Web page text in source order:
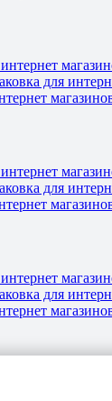
для
для
для